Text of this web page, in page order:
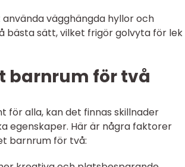
vägghängda hyllor och
bästa sätt, vilket frigör golvyta för lek
barnrum för två
alla, kan det finnas skillnader
egenskaper. Här är några faktorer
barnrum för två: